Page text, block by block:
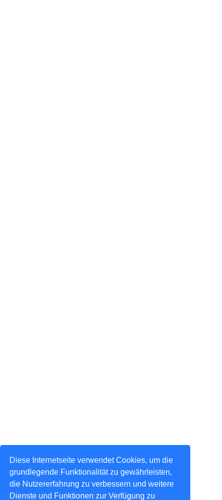
Diese Internetseite verwendet Cookies, um die
grundlegende Funktionalität zu gewährleisten,
die Nutzererfahrung zu verbessern und weitere
Dienste und Funktionen zur Verfügung zu